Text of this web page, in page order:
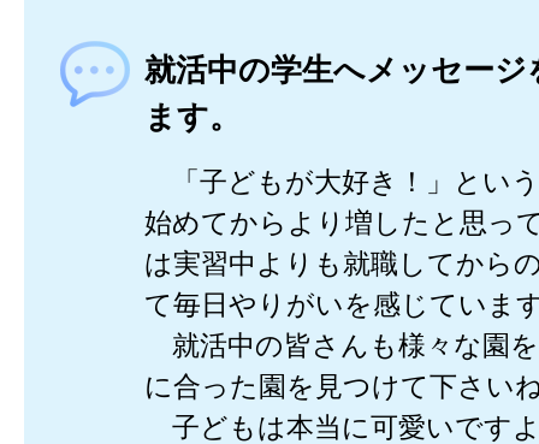
就活中の学生へメッセージ
ます。
「子どもが大好き！」とい
始めてからより増したと思っ
は実習中よりも就職してから
て毎日やりがいを感じていま
就活中の皆さんも様々な園
に合った園を見つけて下さい
子どもは本当に可愛いです